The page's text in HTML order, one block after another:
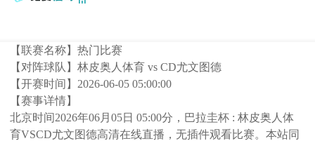
【联赛名称】热门比赛
【对阵球队】林皮奥人体育 vs CD尤文图德
【开赛时间】 2026-06-05 05:00:00
【赛事详情】
北京时间2026年06月05日 05:00分，巴拉圭杯 : 林皮奥人体
育VSCD尤文图德高清在线直播，无插件观看比赛。本站同